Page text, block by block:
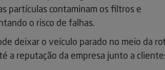
partículas contaminam os filtros e
o risco de falhas.
deixar o veículo parado no meio da
a reputação da empresa junto a